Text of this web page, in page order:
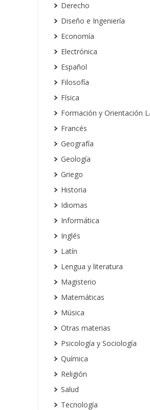
Derecho
Diseño e Ingeniería
Economía
Electrónica
Español
Filosofía
Física
Formación y Orientación
Francés
Geografía
Geología
Griego
Historia
Idiomas
Informática
Inglés
Latín
Lengua y literatura
Magisterio
Matemáticas
Música
Otras materias
Psicología y Sociología
Química
Religión
Salud
Tecnología